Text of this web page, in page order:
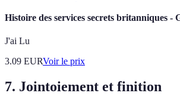
Histoire des services secrets britanniques -
J'ai Lu
3.09 EURVoir le prix
7. Jointoiement et finition